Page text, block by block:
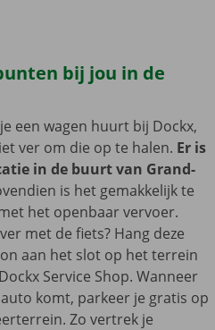
bij jou in de
een wagen huurt bij Dockx,
ver om die op te halen. Er is
in de buurt van Grand-
is het gemakkelijk te
het openbaar vervoer.
met de fiets? Hang deze
aan het slot op het terrein
Service Shop. Wanneer
komt, parkeer je gratis op
Zo vertrek je